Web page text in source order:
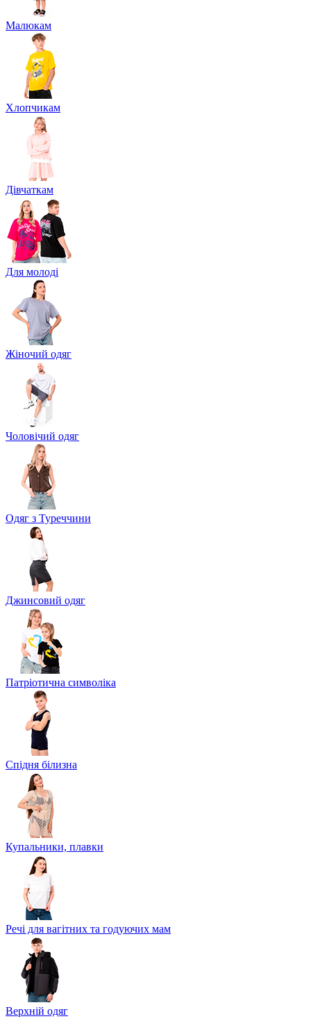
Малюкам
Хлопчикам
Дівчаткам
Для молоді
Жіночий одяг
Чоловічий одяг
Одяг з Туреччини
Джинсовий одяг
Патріотична символіка
Спідня білизна
Купальники, плавки
Речі для вагітних та годуючих мам
Верхній одяг